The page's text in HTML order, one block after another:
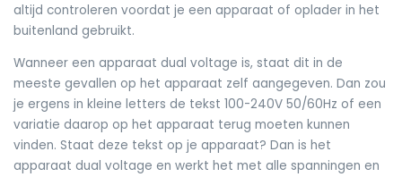
altijd controleren voordat je een apparaat of oplader in het
buitenland gebruikt.
Wanneer een apparaat dual voltage is, staat dit in de
meeste gevallen op het apparaat zelf aangegeven. Dan zou
je ergens in kleine letters de tekst 100-240V 50/60Hz of een
variatie daarop op het apparaat terug moeten kunnen
vinden. Staat deze tekst op je apparaat? Dan is het
apparaat dual voltage en werkt het met alle spanningen en